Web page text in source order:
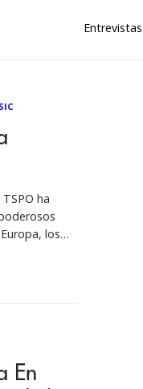
Entrevistas
ha
los
En